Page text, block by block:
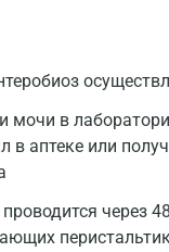
мочи в
в аптеке или
проводится через